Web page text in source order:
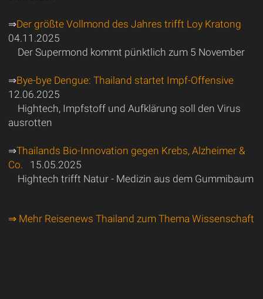
⇒Der größte Vollmond des Jahres trifft Loy Kratong
04.11.2025
Der Supermond kommt pünktlich zum 5 November
⇒Bye-bye Dengue: Thailand startet Impf-Offensive
12.06.2025
Hightech, Impfstoff und Aufklärung soll den Virus
ausrotten
⇒Thailands Bio-Innovation gegen Krebs, Alzheimer &
Co. 15.05.2025
Hightech trifft Natur - Medizin aus dem Gummibaum
⇒ Mehr Reisenews Thailand zum Thema Wissenschaft